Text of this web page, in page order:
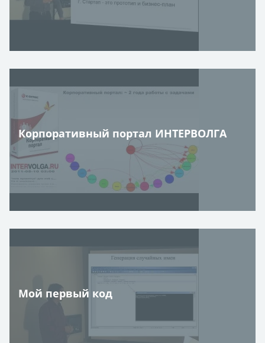
Корпоративный портал ИНТЕРВОЛГА
Мой первый код